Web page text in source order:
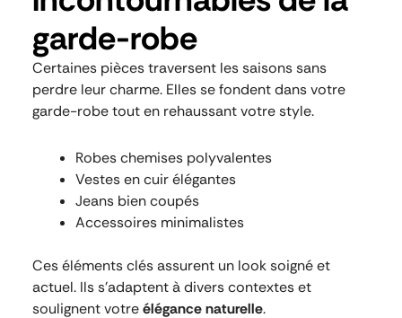
garde-robe
Certaines pièces traversent les saisons sans
perdre leur charme. Elles se fondent dans votre
garde-robe tout en rehaussant votre style.
Robes chemises polyvalentes
Vestes en cuir élégantes
Jeans bien coupés
Accessoires minimalistes
Ces éléments clés assurent un look soigné et
actuel. Ils s’adaptent à divers contextes et
soulignent votreélégance naturelle.